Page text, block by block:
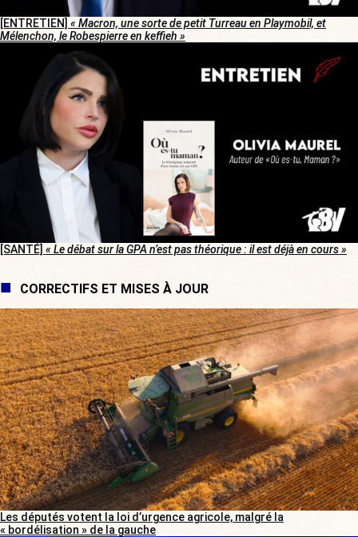
[ENTRETIEN] « Macron, une sorte de petit Turreau en Playmobil, et
Mélenchon, le Robespierre en keffieh »
[SANTÉ] « Le débat sur la GPA n’est pas théorique : il est déjà en cours »
CORRECTIFS ET MISES À JOUR
Les députés votent la loi d’urgence agricole, malgré la
« bordélisation » de la gauche